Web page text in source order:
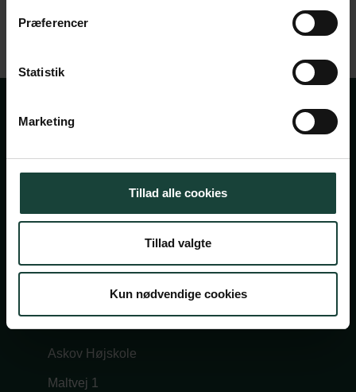
Præferencer
Statistik
Marketing
Tillad alle cookies
Tillad valgte
Kun nødvendige cookies
optagelsesprøverne. Du får samfundsfaglig viden så
Handelsbetingelser
Facebook
Instagram
Askov Højskole
Maltvej 1